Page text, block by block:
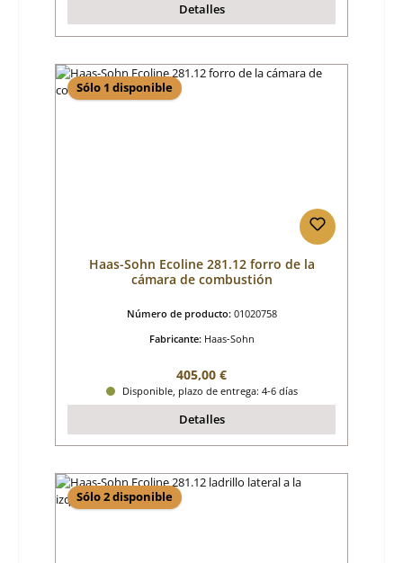
Detalles
Sólo 1 disponible
Haas-Sohn Ecoline 281.12 forro de la
cámara de combustión
Número de producto: 01020758
Fabricante: Haas-Sohn
Precio normal:
405,00 €
Disponible, plazo de entrega: 4-6 días
Detalles
Sólo 2 disponible